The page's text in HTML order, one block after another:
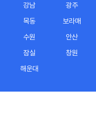
강남 광주
목동
보라매
수원
안산
잠실
창원
해운대